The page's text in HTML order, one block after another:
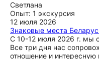
Светлана
Опыт: 1 экскурсия
12 июля 2026
Знаковые места
С 10-12 июля 2026 г. мы
Все три дня нас
отношение и